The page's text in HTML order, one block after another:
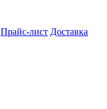
Прайс-лист Доставка